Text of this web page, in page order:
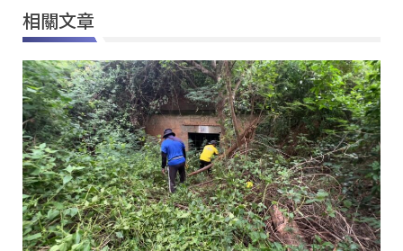
相關文章